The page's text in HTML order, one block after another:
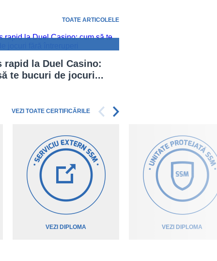
TOATE ARTICOLELE
rapid la Duel Casino:
te bucuri de jocuri...
VEZI TOATE CERTIFICĂRILE
VEZI DIPLOMA VEZI DIPLOMA